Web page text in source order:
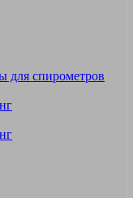
для спирометров